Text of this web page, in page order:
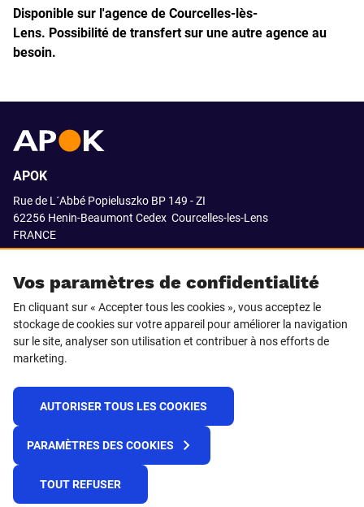
Disponible sur l'agence de Courcelles-lès-
Lens. Possibilité de transfert sur une autre agence au
besoin.
Vos paramètres de confidentialité
En cliquant sur « Accepter tous les cookies », vous acceptez le
stockage de cookies sur votre appareil pour améliorer la navigation
sur le site, analyser son utilisation et contribuer à nos efforts de
marketing.
AUTORISER TOUS LES COOKIES
PARAMÈTRES DES COOKIES
TOUT REFUSER
APOK
Rue de L´Abbé Popieluszko BP 149 - ZI
62256 Henin-Beaumont Cedex Courcelles-les-Lens
FRANCE
SUIVEZ-NOUS SUR
© 2021 APOK